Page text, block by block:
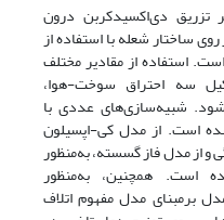
تزریق دی‌اکسیدکربن درون
ساختار شعله با استفاده از
استفاده از مقادیر مختلف
سه احتراق سوخت-هوا،
شبیه‌سازی‌های عددی با
شده است. از مدل کی-اپسیلون
و از مدل فاز گسسته، به‌منظور
است. همچنین، به‌منظور
برمبنای مدل مفهوم اتلاف